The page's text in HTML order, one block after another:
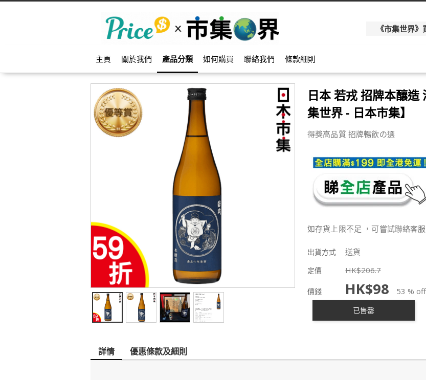
《市集世界
主頁 關於我們 產品分類 如何購買 聯絡我們 條款細則
日本 若戎 招牌本釀
集世界 - 日本市集】
得獎高品質 招牌暢飲の選
如存貨上限不足 ，可嘗試聯絡客
出貨方式 送貨
定價 HK$206.7
價錢 HK$98 53 % off
已售罄
詳情 優惠條款及細則